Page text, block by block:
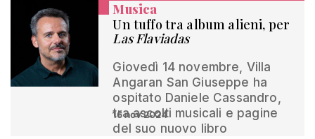
Musica
Un tuffo tra album alieni, per
Las Flaviadas
Giovedì 14 novembre, Villa
Angaran San Giuseppe ha
ospitato Daniele Cassandro,
tra ascolti musicali e pagine
del suo nuovo libro
16 nov 2024